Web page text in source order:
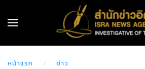
หน้าแรก ข่าว